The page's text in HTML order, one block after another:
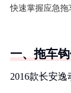
快速掌握应急拖
一、拖车
2016款长安逸